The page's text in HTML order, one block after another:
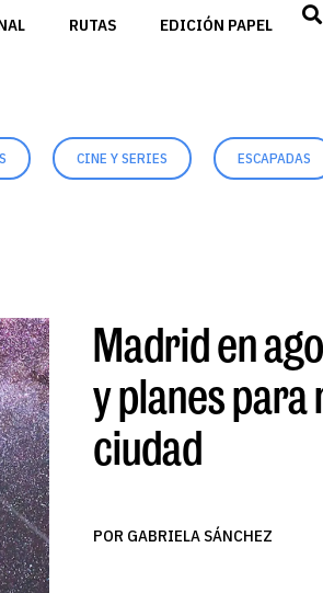
RUTAS EDICIÓN PAPEL
CINE Y SERIES ESCAPADAS
Madrid en
y planes
ciudad
POR GABRIELA SÁNCHEZ